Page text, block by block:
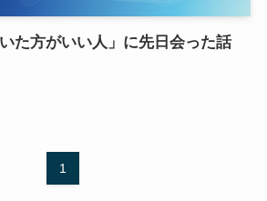
た方がいい人」に先日会った話
1